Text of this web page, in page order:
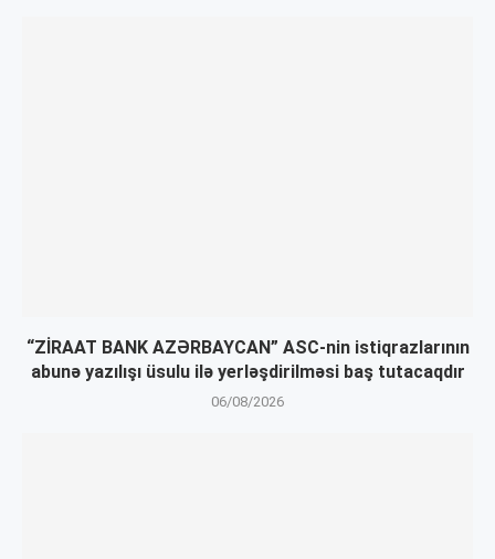
“ZİRAAT BANK AZƏRBAYCAN” ASC-nin istiqrazlarının
abunə yazılışı üsulu ilə yerləşdirilməsi baş tutacaqdır
06/08/2026